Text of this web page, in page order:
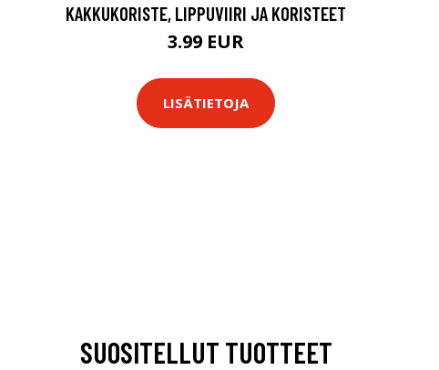
KAKKUKORISTE, LIPPUVIIRI JA KORISTEET
3.99 EUR
LISÄTIETOJA
SUOSITELLUT TUOTTEET